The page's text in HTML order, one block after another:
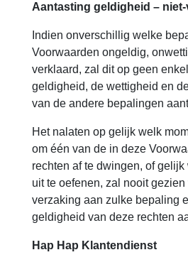
Aantasting geldigheid –
Indien onverschillig welke
Voorwaarden ongeldig,
verklaard, zal dit op geen
geldigheid, de wettigheid en
van de andere bepalingen
Het nalaten op gelijk welk
om één van de in deze
rechten af te dwingen, of
uit te oefenen, zal nooit
verzaking aan zulke bepaling
geldigheid van deze rechten
Hap Hap Klantendienst